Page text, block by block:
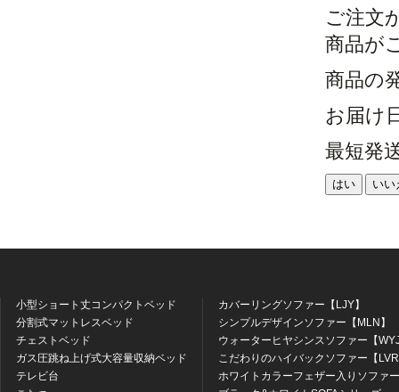
ご注文
商品が
商品の
お届け
最短発
はい いい
小型ショート丈コンパクトベッド
分割式マットレスベッド
チェストベッド
ガス圧跳ね上げ式大容量収納ベッド
テレビ台
カバーリングソファー【LJY】
シンプルデザインソファー【MLN】
ウォーターヒヤシンスソファー【
こだわりのハイバックソファー【
ホワイトカラーフェザー入りソファ